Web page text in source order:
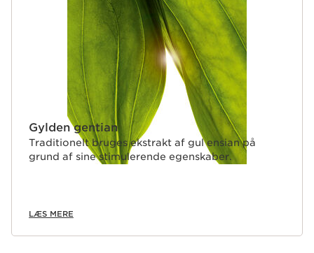
Gylden gentian
Traditionelt bruges ekstrakt af gul ensian på
grund af sine stimulerende egenskaber.
LÆS MERE